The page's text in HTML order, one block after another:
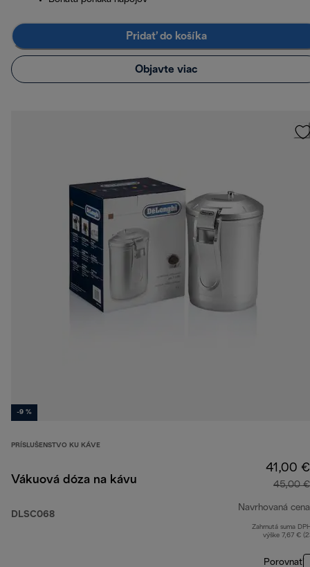
Pridať do košíka
Objavte viac
-9 %
PRÍSLUŠENSTVO KU KÁVE
Vákuová dóza na kávu
DLSC068
41,00 €
45,00 €
Navrhovaná cena
Zahrnutá suma
výške 7,67 €
Porovnať